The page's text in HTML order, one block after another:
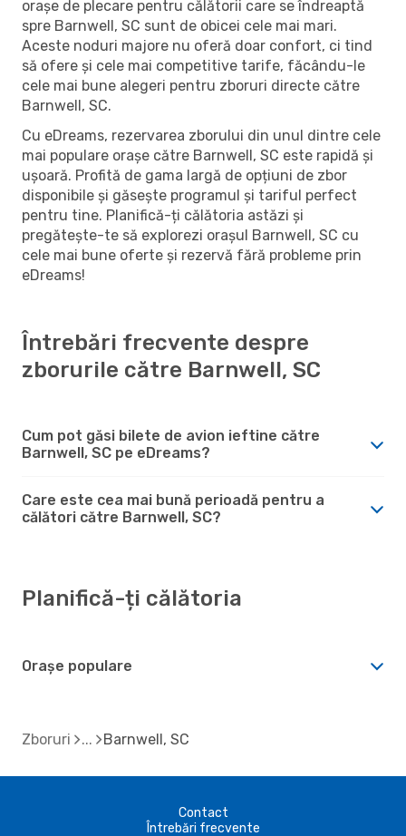
orașe de plecare pentru călătorii care se îndreaptă
spre Barnwell, SC sunt de obicei cele mai mari.
Aceste noduri majore nu oferă doar confort, ci tind
să ofere și cele mai competitive tarife, făcându-le
cele mai bune alegeri pentru zboruri directe către
Barnwell, SC.
Cu eDreams, rezervarea zborului din unul dintre cele
mai populare orașe către Barnwell, SC este rapidă și
ușoară. Profită de gama largă de opțiuni de zbor
disponibile și găsește programul și tariful perfect
pentru tine. Planifică-ți călătoria astăzi și
pregătește-te să explorezi orașul Barnwell, SC cu
cele mai bune oferte și rezervă fără probleme prin
eDreams!
Întrebări frecvente despre
zborurile către Barnwell, SC
Cum pot găsi bilete de avion ieftine către
Barnwell, SC pe eDreams?
Care este cea mai bună perioadă pentru a
călători către Barnwell, SC?
Planifică-ți călătoria
Orașe populare
Zboruri Barnwell, SC
Contact
Întrebări frecvente